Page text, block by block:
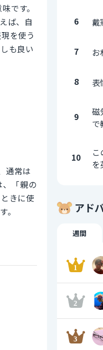
です。
ば、自
を使う
も良い
通常は
「親の
きに使
。
6 戴
7 お
8 表
9
磁
で
10
を
アド
週間